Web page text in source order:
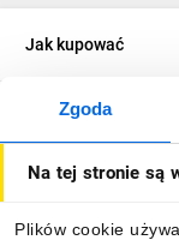
Zgoda
Na tej stronie są
Plików cookie
Jak kupować
O firmie